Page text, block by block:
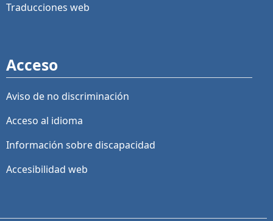
Traducciones web
Acceso
Aviso de no discriminación
Acceso al idioma
Información sobre discapacidad
Accesibilidad web